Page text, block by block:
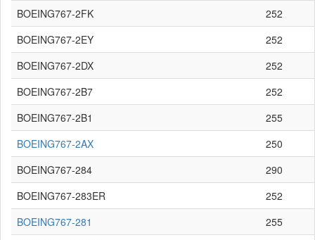
BOEING767-2FK
252
BOEING767-2EY
252
BOEING767-2DX
252
BOEING767-2B7
252
BOEING767-2B1
255
BOEING767-2AX
250
BOEING767-284
290
BOEING767-283ER
252
BOEING767-281
255